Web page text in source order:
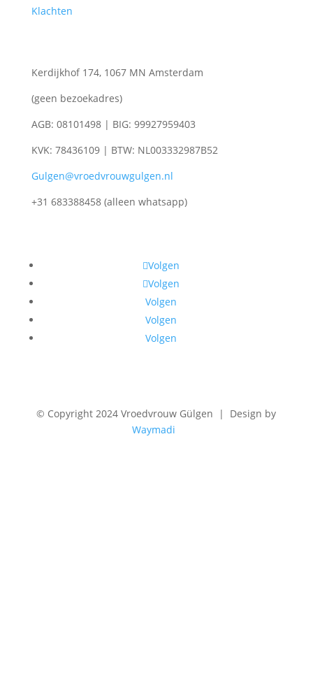
Klachten
Kerdijkhof 174, 1067 MN Amsterdam
(geen bezoekadres)
AGB: 08101498 | BIG: 99927959403
KVK: 78436109 | BTW: NL003332987B52
Gulgen@vroedvrouwgulgen.nl
+31 683388458 (alleen whatsapp)
Volgen
Volgen
Volgen
Volgen
Volgen
© Copyright 2024 Vroedvrouw Gülgen | Design by
Waymadi